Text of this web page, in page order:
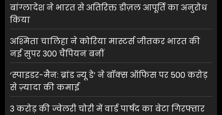
बांग्लादेश ने भारत से अतिरिक्त डीज़ल आपूर्ति का अनुरोध
किया
अश्मिता चालिहा ने कोरिया मास्टर्स जीतकर भारत की
नई सुपर 300 चैंपियन बनीं
‘स्पाइडर-मैन: ब्रांड न्यू डे’ ने बॉक्स ऑफिस पर 500 करोड़
से ज़्यादा की कमाई
3 करोड़ की ज्वेलरी चोरी में वार्ड पार्षद का बेटा गिरफ्तार